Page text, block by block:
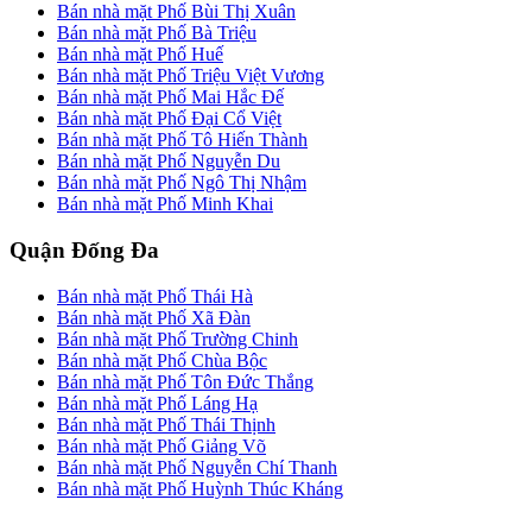
Bán nhà mặt Phố Bùi Thị Xuân
Bán nhà mặt Phố Bà Triệu
Bán nhà mặt Phố Huế
Bán nhà mặt Phố Triệu Việt Vương
Bán nhà mặt Phố Mai Hắc Đế
Bán nhà mặt Phố Đại Cổ Việt
Bán nhà mặt Phố Tô Hiến Thành
Bán nhà mặt Phố Nguyễn Du
Bán nhà mặt Phố Ngô Thị Nhậm
Bán nhà mặt Phố Minh Khai
Quận Đống Đa
Bán nhà mặt Phố Thái Hà
Bán nhà mặt Phố Xã Đàn
Bán nhà mặt Phố Trường Chinh
Bán nhà mặt Phố Chùa Bộc
Bán nhà mặt Phố Tôn Đức Thắng
Bán nhà mặt Phố Láng Hạ
Bán nhà mặt Phố Thái Thịnh
Bán nhà mặt Phố Giảng Võ
Bán nhà mặt Phố Nguyễn Chí Thanh
Bán nhà mặt Phố Huỳnh Thúc Kháng